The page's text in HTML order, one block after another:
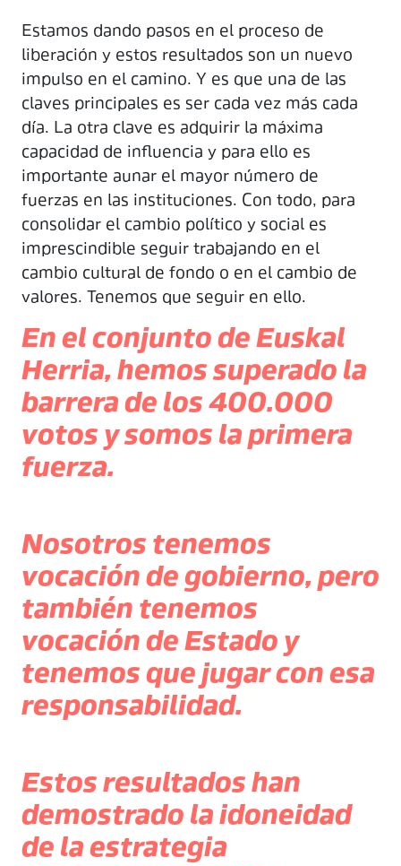
Estamos dando pasos en el proceso de
liberación y estos resultados son un nuevo
impulso en el camino. Y es que una de las
claves principales es ser cada vez más cada
día. La otra clave es adquirir la máxima
capacidad de influencia y para ello es
importante aunar el mayor número de
fuerzas en las instituciones. Con todo, para
consolidar el cambio político y social es
imprescindible seguir trabajando en el
cambio cultural de fondo o en el cambio de
valores. Tenemos que seguir en ello.
En el conjunto de Euskal
Herria, hemos superado la
barrera de los 400.000
votos y somos la primera
fuerza.
Nosotros tenemos
vocación de gobierno, pero
también tenemos
vocación de Estado y
tenemos que jugar con esa
responsabilidad.
Estos resultados han
demostrado la idoneidad
de la estrategia